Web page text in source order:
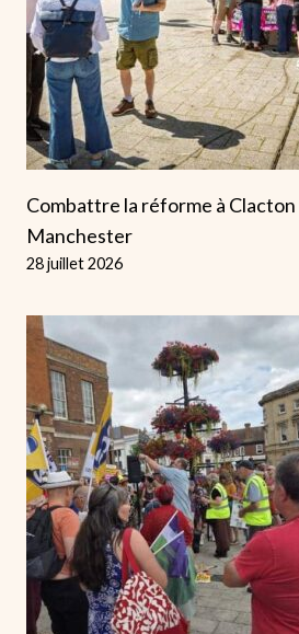
Combattre la réforme à Clacton
Manchester
28 juillet 2026